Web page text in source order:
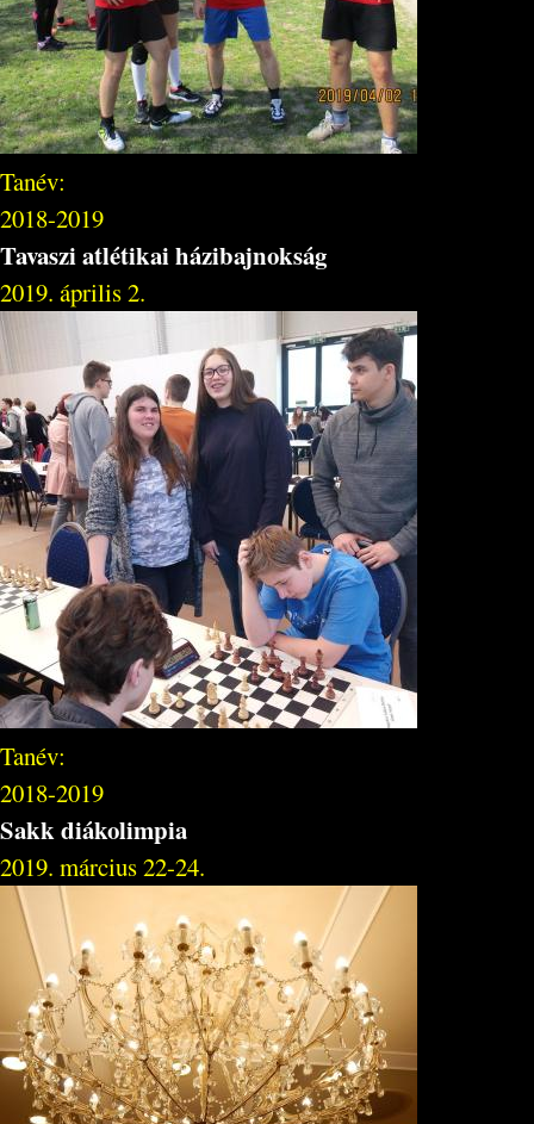
Tanév:
2018-2019
Tavaszi atlétikai házibajnokság
2019. április 2.
Tanév:
2018-2019
Sakk diákolimpia
2019. március 22-24.